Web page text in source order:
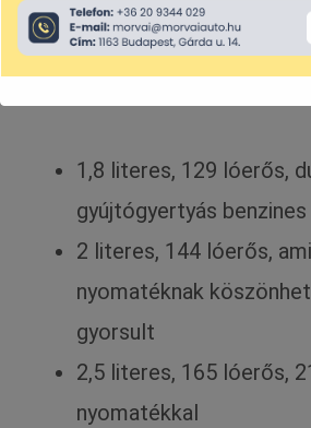
Az Alfa Romeo 155 már a
1,8 literes, 129 lóerős,
gyújtógyertyás benzines
2 literes, 144 lóerős,
nyomatéknak
gyorsult
2,5 literes, 165 lóerős,
nyomatékkal